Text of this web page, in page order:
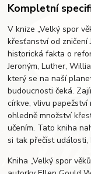
Kompletní
V knize „Velký spor
křesťanství od zničení
historická fakta o
Jeroným, Luther,
který se na naší
budoucnosti čeká.
církve, vlivu
ohledně množství
učením. Tato kniha
si tak přečíst
Kniha „Velký spor